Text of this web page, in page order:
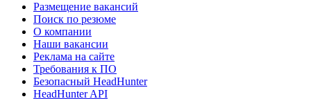
Размещение вакансий
Поиск по резюме
О компании
Наши вакансии
Реклама на сайте
Требования к ПО
Безопасный HeadHunter
HeadHunter API